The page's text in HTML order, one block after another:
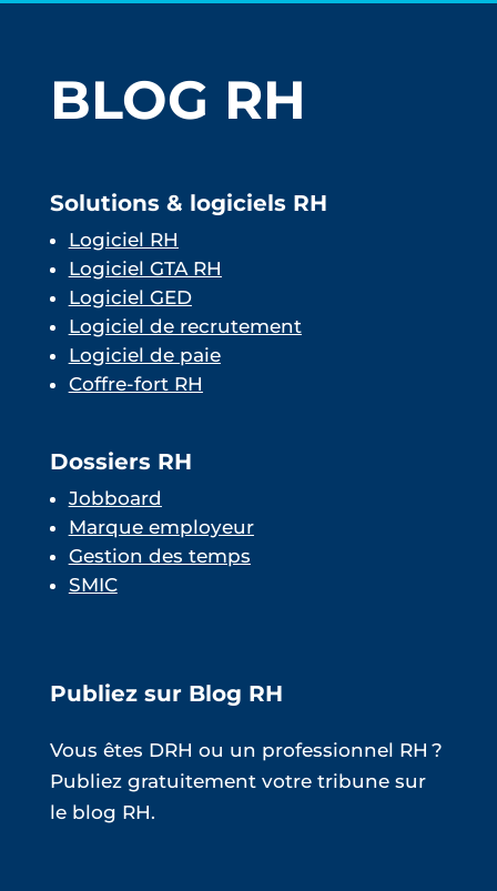
BLOG RH
Solutions & logiciels RH
Logiciel RH
Logiciel GTA RH
Logiciel GED
Logiciel de recrutement
Logiciel de paie
Coffre-fort RH
Dossiers RH
Jobboard
Marque employeur
Gestion des temps
SMIC
Publiez sur Blog RH
Vous êtes DRH ou un professionnel RH ?
Publiez gratuitement votre tribune sur
le blog RH.